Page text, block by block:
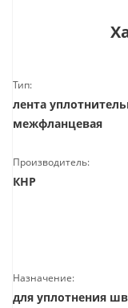
Тип:
лента
межфланцевая
Производитель:
КНР
Назначение:
для уплотнения